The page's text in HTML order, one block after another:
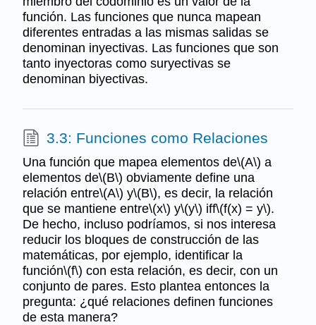
función. Las funciones que nunca mapean
diferentes entradas a las mismas salidas se
denominan inyectivas. Las funciones que son
tanto inyectoras como suryectivas se
denominan biyectivas.
3.3: Funciones como Relaciones
Una función que mapea elementos de\(A\) a
elementos de\(B\) obviamente define una
relación entre\(A\) y\(B\), es decir, la relación
que se mantiene entre\(x\) y\(y\) iff\(f(x) = y\).
De hecho, incluso podríamos, si nos interesa
reducir los bloques de construcción de las
matemáticas, por ejemplo, identificar la
función\(f\) con esta relación, es decir, con un
conjunto de pares. Esto plantea entonces la
pregunta: ¿qué relaciones definen funciones
de esta manera?